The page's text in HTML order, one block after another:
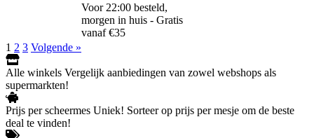
Voor 22:00 besteld,
morgen in huis - Gratis
vanaf €35
1 2 3 Volgende »
Alle winkels Vergelijk aanbiedingen van zowel webshops als
supermarkten!
Prijs per scheermes Uniek! Sorteer op prijs per mesje om de beste
deal te vinden!